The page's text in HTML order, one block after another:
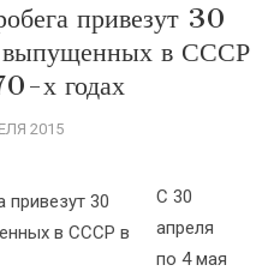
привезут 30
в СССР
х годах
2015
С 30
апреля
по 4 мая